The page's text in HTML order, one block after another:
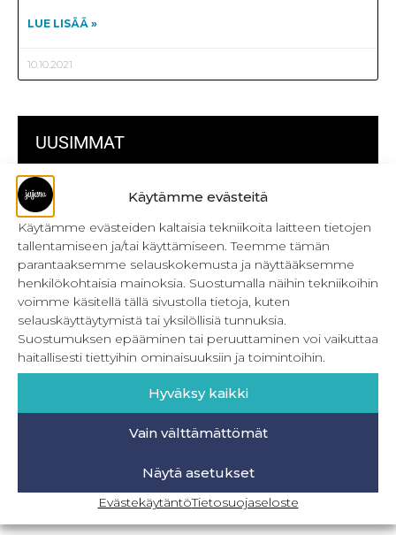
Käytämme evästeitä
Käytämme evästeiden kaltaisia tekniikoita laitteen tietojen
tallentamiseen ja/tai käyttämiseen. Teemme tämän
parantaaksemme selauskokemusta ja näyttääksemme
henkilökohtaisia mainoksia. Suostumalla näihin tekniikoihin
voimme käsitellä tällä sivustolla tietoja, kuten
selauskäyttäytymistä tai yksilöllisiä tunnuksia.
Suostumuksen epääminen tai peruuttaminen voi vaikuttaa
haitallisesti tiettyihin ominaisuuksiin ja toimintoihin.
Hyväksy kaikki
Vain välttämättömät
Näytä asetukset
EvästekäytäntöTietosuojaseloste
UUSIMMAT
Kulmikas pussukka kaava Särmä
Bokserikuminauhan ompelu
Metrivetoketjun käyttö
Metrivetoketjun lukon pujottaminen
Onnistu joustavien vaatteiden ompelussa
Laakasauman ompelu saumurilla
Jujunan ompelubingo heinä-joulukuulle
Retkeilyhousujen materiaalit ja tarvikkeet
BLOGI-SIVULLE
LUE LISÄÄ »
10.10.2021